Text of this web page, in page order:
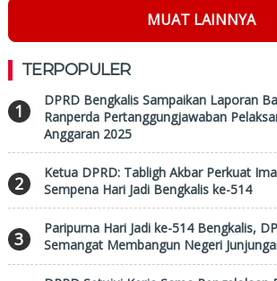
MUAT LAINNYA
TERPOPULER
1
DPRD Bengkalis Sampaikan Laporan
Ranperda Pertanggungjawaban
Anggaran 2025
2
Ketua DPRD: Tabligh Akbar Perkuat
Sempena Hari Jadi Bengkalis ke-514
3
Paripurna Hari Jadi ke-514 Bengkalis,
Semangat Membangun Negeri